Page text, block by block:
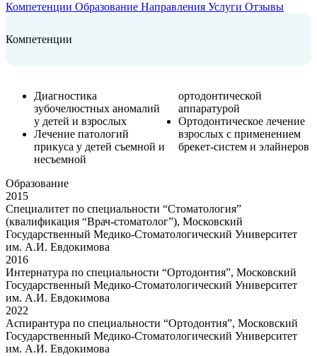
Компетенции Образование Направления Услуги Отзывы
Компетенции
Диагностика
зубочелюстных аномалий
у детей и взрослых
Лечение патологий
прикуса у детей съемной и
несъемной
ортодонтической
аппаратурой
Ортодонтическое лечение
взрослых с применением
брекет-систем и элайнеров
Образование
2015
Специалитет по специальности “Стоматология”
(квалификация “Врач-стоматолог”), Московский
Государственный Медико-Стоматологический Университет
им. А.И. Евдокимова
2016
Интернатура по специальности “Ортодонтия”, Московский
Государственный Медико-Стоматологический Университет
им. А.И. Евдокимова
2022
Аспирантура по специальности “Ортодонтия”, Московский
Государственный Медико-Стоматологический Университет
им. А.И. Евдокимова